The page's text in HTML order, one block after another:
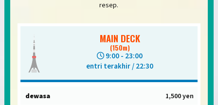
resep.
dewasa
siswa
SMA
MAIN DECK
(150m)
9:00 - 23:00
entri terakhir / 22:30
1,500 yen